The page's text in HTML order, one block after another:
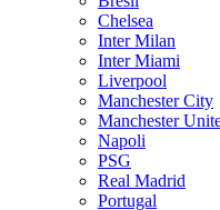
Chelsea
Inter Milan
Inter Miami
Liverpool
Manchester City
Manchester
Napoli
PSG
Real Madrid
Portugal